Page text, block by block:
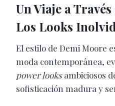
Un Viaje a
Los Looks
El estilo de Demi Moore
moda contemporánea,
power looksambiciosos
sofisticación madura y